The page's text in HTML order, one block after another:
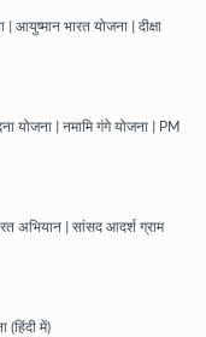
आयुष्मान भारत योजना | दीक्षा
योजना | नमामि गंगे योजना | PM
अभियान | सांसद आदर्श ग्राम
में)